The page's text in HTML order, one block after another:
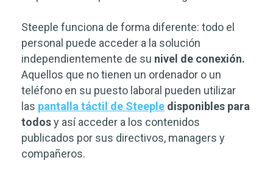
Steeple funciona de forma diferente: todo el
personal puede acceder a la solución
independientemente de su nivel de conexión.
Aquellos que no tienen un ordenador o un
teléfono en su puesto laboral pueden utilizar
las pantalla táctil de Steeple disponibles para
todosy así acceder a los contenidos
publicados por sus directivos, managers y
compañeros.